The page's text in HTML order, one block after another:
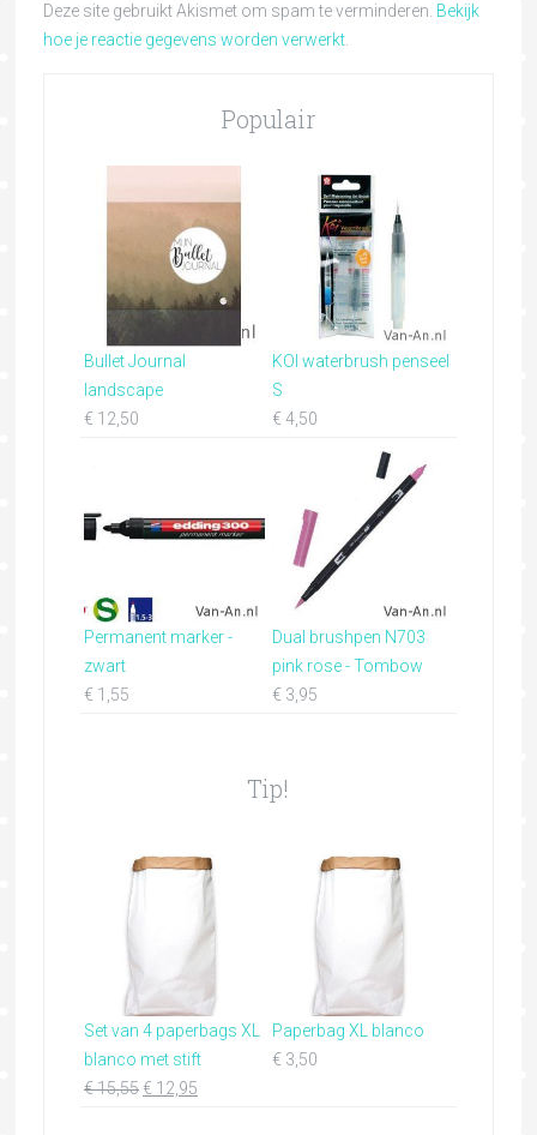
Deze site gebruikt Akismet om spam te verminderen. Bekijk
hoe je reactie gegevens worden verwerkt.
Populair
Bullet Journal
landscape
€12,50
KOI waterbrush penseel
S
€4,50
Permanent marker -
zwart
€1,55
Dual brushpen N703
pink rose - Tombow
€ 3,95
Tip!
Set van 4 paperbags XL
blanco met stift
€15,55 €12,95
Paperbag XL blanco
€ 3,50